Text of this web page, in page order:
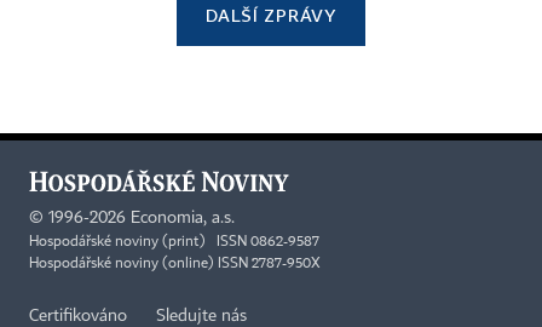
DALŠÍ ZPRÁVY
© 1996-2026 Economia, a.s.
Hospodářské noviny (print) ISSN 0862-9587
Hospodářské noviny (online) ISSN 2787-950X
Certifikováno Sledujte nás